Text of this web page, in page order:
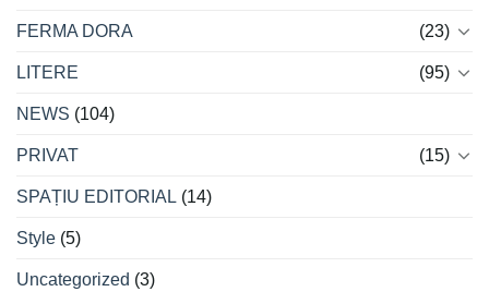
FERMA DORA (23)
LITERE (95)
NEWS (104)
PRIVAT (15)
SPAȚIU EDITORIAL (14)
Style (5)
Uncategorized (3)